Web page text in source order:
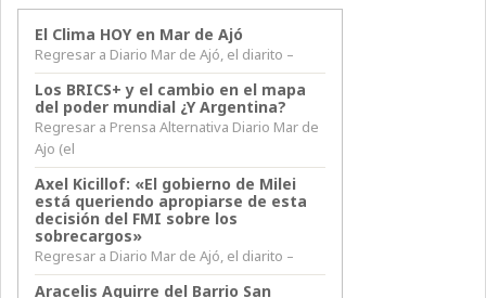
El Clima HOY en Mar de Ajó
Regresar a Diario Mar de Ajó, el diarito –
Los BRICS+ y el cambio en el mapa
del poder mundial ¿Y Argentina?
Regresar a Prensa Alternativa Diario Mar de
Ajo (el
Axel Kicillof: «El gobierno de Milei
está queriendo apropiarse de esta
decisión del FMI sobre los
sobrecargos»
Regresar a Diario Mar de Ajó, el diarito –
Aracelis Aguirre del Barrio San